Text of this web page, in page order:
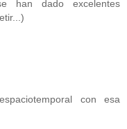
han dado excelentes
con esa